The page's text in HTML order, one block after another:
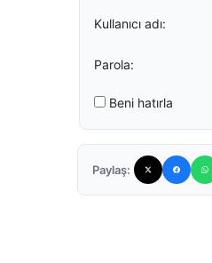
Kullanıcı adı:
Parola:
Beni hatırla
Paylaş: